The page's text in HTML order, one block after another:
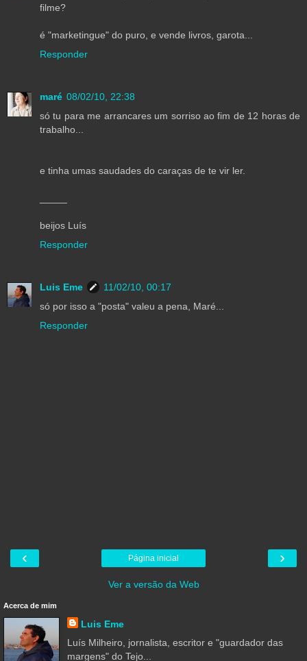
filme?
é "marketingue" do puro, e vende livros, garota...
Responder
maré 08/02/10, 22:38
só tu para me arrancares um sorriso ao fim de 12 horas de
trabalho...
e tinha umas saudades do caraças de te vir ler.
beijos Luís
Responder
Luis Eme
11/02/10, 00:17
só por isso a "posta" valeu a pena, Maré...
Responder
‹ ›
Página inicial
Ver a versão da Web
Acerca de mim
Luis Eme
Luís Milheiro, jornalista, escritor e "guardador das
margens" do Tejo...